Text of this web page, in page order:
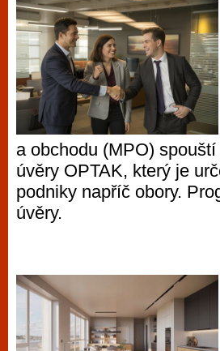
a obchodu (MPO)
úvěry OPTAK, který je
podniky napříč obory.
úvěry.